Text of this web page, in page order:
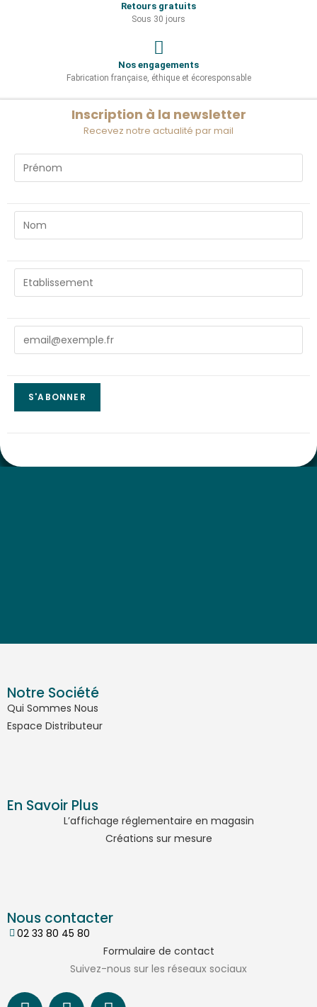
Retours gratuits
Sous 30 jours
Nos engagements
Fabrication française, éthique et écoresponsable
Inscription à la newsletter
Recevez notre actualité par mail
Notre Société
Qui Sommes Nous
Espace Distributeur
En Savoir Plus
L’affichage réglementaire en magasin
Créations sur mesure
Nous contacter
02 33 80 45 80
Formulaire de contact
Suivez-nous sur les réseaux sociaux